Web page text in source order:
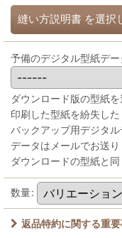
縫い方説明書 を選択
予備のデジタル型紙デ
ダウンロード版の型紙
印刷した型紙を紛失し
バックアップ用デジタル
データはメールでお送り
ダウンロードの型紙と同
数量:
返品特約に関する重